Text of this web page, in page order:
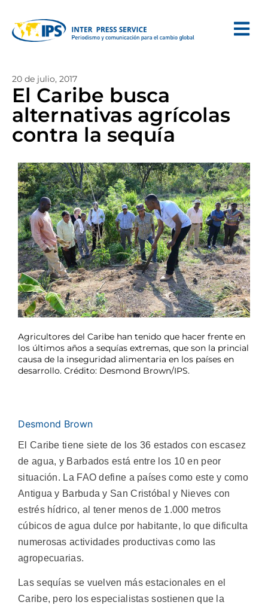
20 de julio, 2017
El Caribe busca
alternativas agrícolas
contra la sequía
Agricultores del Caribe han tenido que hacer frente en
los últimos años a sequías extremas, que son la princial
causa de la inseguridad alimentaria en los países en
desarrollo. Crédito: Desmond Brown/IPS.
Desmond Brown
El Caribe tiene siete de los 36 estados con escasez
de agua, y Barbados está entre los 10 en peor
situación. La FAO define a países como este y como
Antigua y Barbuda y San Cristóbal y Nieves con
estrés hídrico, al tener menos de 1.000 metros
cúbicos de agua dulce por habitante, lo que dificulta
numerosas actividades productivas como las
agropecuarias.
Las sequías se vuelven más estacionales en el
Caribe, pero los especialistas sostienen que la